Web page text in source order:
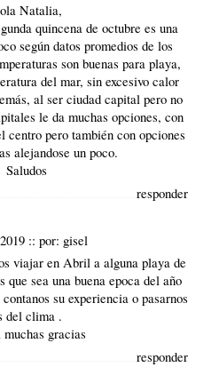
Natalia,
quincena de octubre es una
según datos promedios de los
son buenas para playa,
del mar, sin excesivo calor
al ser ciudad capital pero no
le da muchas opciones, con
centro pero también con opciones
alejandose un poco.
Saludos
responder
:: por: gisel
viajar en Abril a alguna playa de
que sea una buena epoca del año
su experiencia o pasarnos
del clima .
gracias
responder